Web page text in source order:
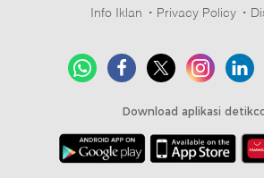
Info Iklan
Privacy Policy
Download aplikasi